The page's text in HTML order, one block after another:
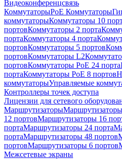
Видеоконференцсвязь
КоммутаторыPoE Коммутаторы
коммутаторыКоммутаторы 10
портовКоммутаторы 2 порта
портаКоммутаторы 4 порта
портовКоммутаторы 5 портов
портовКоммутаторы L2
портовКоммутаторы PoE 24 порта
портаКоммутаторы PoE 8 портов
коммутаторыУправляемые
Контроллеры точек доступа
Лицензии для сетевого
Маршрутизаторы
12 портовМаршрутизаторы 16
портаМаршрутизаторы 24 порта
портаМаршрутизаторы 48 портов
портовМаршрутизаторы 6 портов
Межсетевые экраны